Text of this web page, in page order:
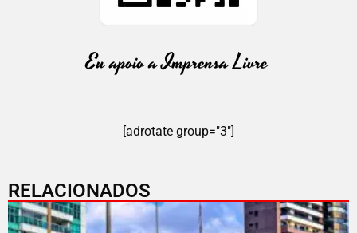
[adrotate group="3"]
RELACIONADOS